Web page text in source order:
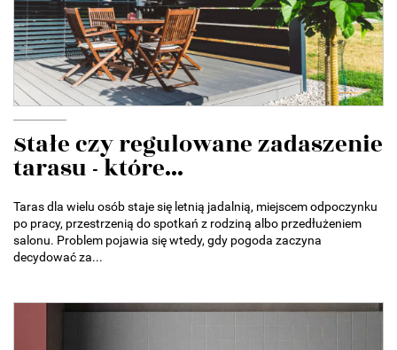
Stałe czy regulowane zadaszenie
tarasu - które...
Taras dla wielu osób staje się letnią jadalnią, miejscem odpoczynku
po pracy, przestrzenią do spotkań z rodziną albo przedłużeniem
salonu. Problem pojawia się wtedy, gdy pogoda zaczyna
decydować za...